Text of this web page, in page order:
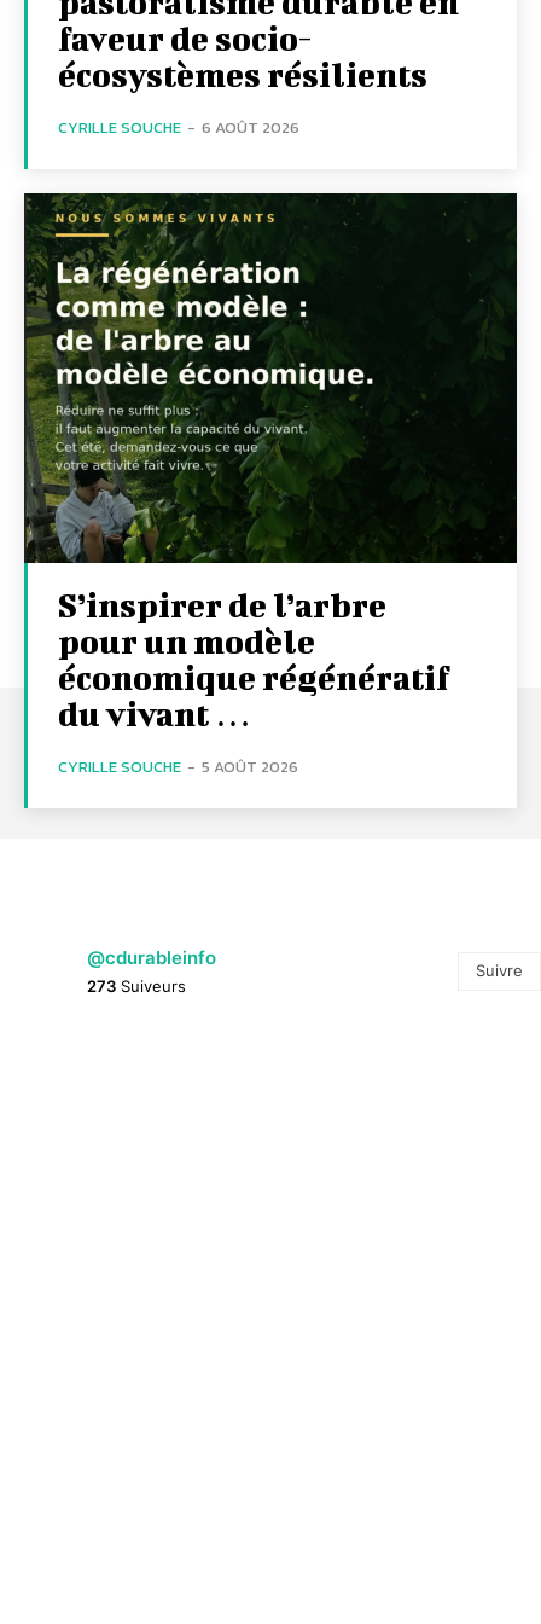
faveur de socio-
écosystèmes résilients
CYRILLE SOUCHE - 6 AOÛT 2026
S’inspirer de l’arbre
pour un modèle
économique régénératif
du vivant …
CYRILLE SOUCHE - 5 AOÛT 2026
@cdurableinfo
273 Suiveurs
Suivre